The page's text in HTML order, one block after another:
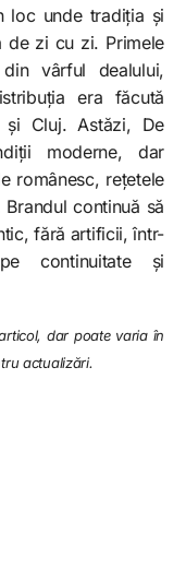
loc unde tradiția și
de zi cu zi. Primele
vârful dealului,
era făcută
și Cluj. Astăzi, De
moderne, dar
românesc, rețetele
continuă să
fără artificii, într-
continuitate și
dar poate varia în
actualizări.